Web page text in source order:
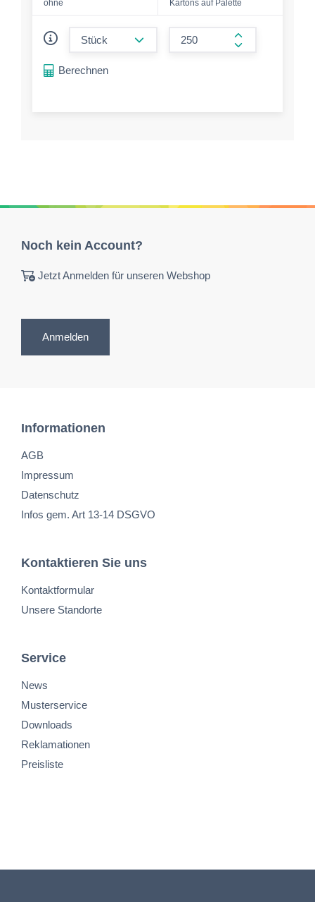
ohne
Kartons auf Palette
form.increase-
Berechnen
Noch kein Account?
Jetzt Anmelden für unseren Webshop
Anmelden
Informationen
AGB
Impressum
Datenschutz
Infos gem. Art 13-14 DSGVO
Kontaktieren Sie uns
Kontaktformular
Unsere Standorte
Service
News
Musterservice
Downloads
Reklamationen
Preisliste